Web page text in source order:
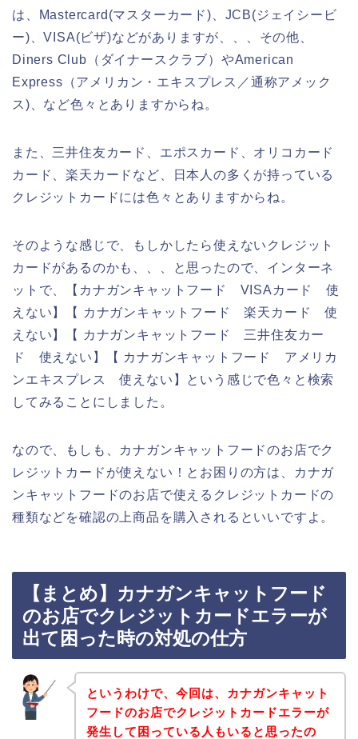
は、Mastercard(マスターカード)、JCB(ジェイシービ
ー)、VISA(ビザ)などがありますが、、、その他、
Diners Club（ダイナースクラブ）やAmerican
Express（アメリカン・エキスプレス／通称アメック
ス)、など色々とありますからね。
また、三井住友カード、エポスカード、オリコカード
カード、楽天カードなど、日本人の多くが持っている
クレジットカードには色々とありますからね。
そのような感じで、もしかしたら使えないクレジット
カードがあるのかも、、、と思ったので、インターネ
ットで、【カナガンキャットフード VISAカード 使
えない】【 カナガンキャットフード 楽天カード 使
えない】【 カナガンキャットフード 三井住友カー
ド 使えない】【 カナガンキャットフード アメリカ
ンエキスプレス 使えない】という感じで色々と検索
してみることにしました。
なので、もしも、カナガンキャットフードのお店でク
レジットカードが使えない！とお困りの方は、カナガ
ンキャットフードのお店で使えるクレジットカードの
種類などを確認の上商品を購入されるといいですよ。
【まとめ】カナガンキャットフード
のお店でクレジットカードエラーが
出て困った時の対処の仕方
というわけで、今回は、カナガンキャット
フードのお店でクレジットカードエラーが
発生して困っている人もいると思ったの